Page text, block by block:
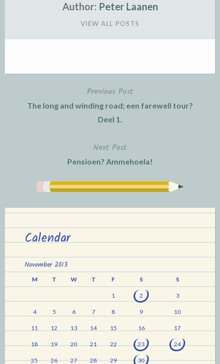
Author: Peter Laanen
VIEW ALL POSTS
Previous Post
The long and winding road; een farewell tour?
Deel 1.
Next Post
Pensioen? Ammehoela!
Calendar
November 2013
M T W T F S S
1 2 3
4 5 6 7 8 9 10
11 12 13 14 15 16 17
18 19 20 21 22 23 24
25 26 27 28 29 30